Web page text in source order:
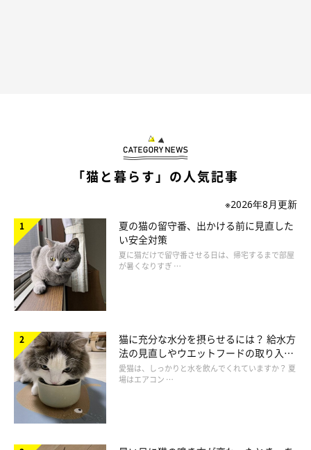
るのは、不満のあらわれ。思い通りにならないイライラを解消す
るためのしぐさです。また、ゴハンを催促するときにも見られま
す。
イライラの気持ちが強いと、音を立てながら大きく叩き付けるこ
とも。音を立てることで、相手に気付かせようとしているという
説もあります。さらにイライラするほど、叩き付けるテンポも速
くなるようです。
「猫と暮らす」の人気記事
※2026年8月更新
夏の猫の留守番、出かける前に見直した
い安全対策
夏に猫だけで留守番させる日は、帰宅するまで部屋
が暑くなりすぎ …
猫に充分な水分を摂らせるには？ 給水方
法の見直しやウエットフードの取り入れ
方を解説
愛猫は、しっかりと水を飲んでくれていますか？ 夏
場はエアコン …